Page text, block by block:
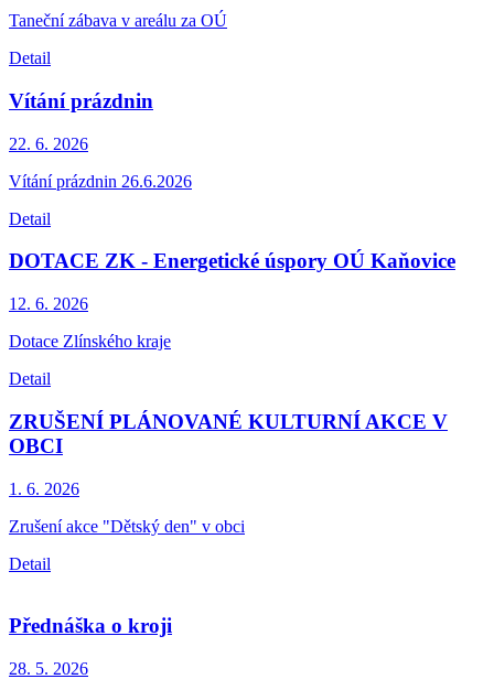
Taneční zábava v areálu za OÚ
Detail
Vítání prázdnin
22. 6. 2026
Vítání prázdnin 26.6.2026
Detail
DOTACE ZK - Energetické úspory OÚ Kaňovice
12. 6. 2026
Dotace Zlínského kraje
Detail
ZRUŠENÍ PLÁNOVANÉ KULTURNÍ AKCE V
OBCI
1. 6. 2026
Zrušení akce "Dětský den" v obci
Detail
Přednáška o kroji
28. 5. 2026